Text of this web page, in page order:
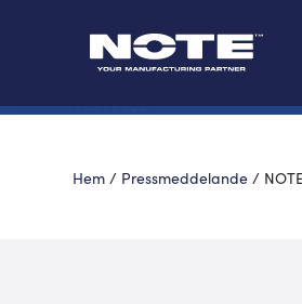
Hem / Pressmeddelande /